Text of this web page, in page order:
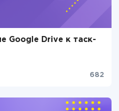
Google Drive к таск-
682